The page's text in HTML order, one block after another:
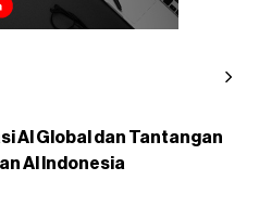
AI Global dan Tantangan
AI Indonesia